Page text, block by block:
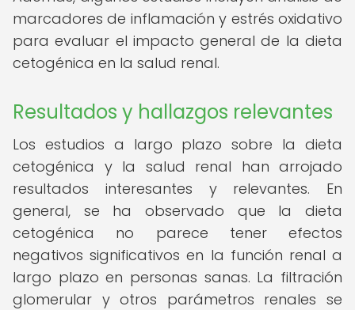
marcadores de inflamación y estrés oxidativo
para evaluar el impacto general de la dieta
cetogénica en la salud renal.
Resultados y hallazgos relevantes
Los estudios a largo plazo sobre la dieta
cetogénica y la salud renal han arrojado
resultados interesantes y relevantes. En
general, se ha observado que la dieta
cetogénica no parece tener efectos
negativos significativos en la función renal a
largo plazo en personas sanas. La filtración
glomerular y otros parámetros renales se